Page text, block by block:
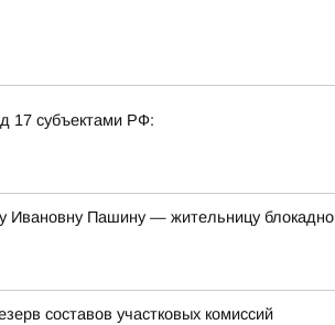
17 субъектами РФ:
Пашину — жительницу
составов участковых комиссий